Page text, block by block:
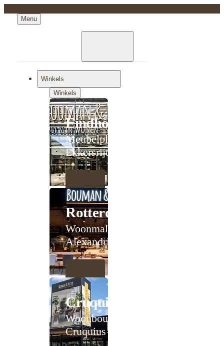
Menu
Winkels
Winkels
Eindhoven
Meubelplein
Ekkersrijt
Rotterdam
Woonmall
Alexandrium
Cruquius
Woonboulevard
Cruquius